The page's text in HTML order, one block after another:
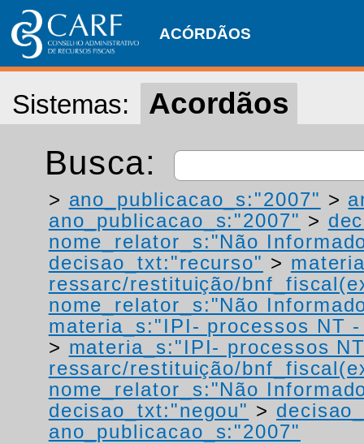
ACÓRDÃOS
Sistemas: Acordãos
Busca:
> ano_publicacao_s:"2007" >
ano_publicacao_s:"2007" >
nome_relator_s:"Não
decisao_txt:"recurso" >
ressarc/restituição/
nome_relator_s:"Não
materia_s:"IPI- processos NT
> materia_s:"IPI- processos
ressarc/restituição/
nome_relator_s:"Não
decisao_txt:"negou" >
ano_publicacao_s:"2007"